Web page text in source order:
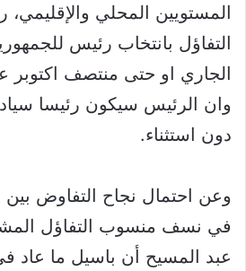
المستويين المحلي
التفاؤل بانتخاب رئيس
الجاري او حتى منتصف اكتوبر
وان الرئيس سيكون رئيسا
دون استثناء.
وعن احتمال نجاح التفاوض
في نسف منسوب التفاؤل
عبد المسيح أن باسيل ما عاد